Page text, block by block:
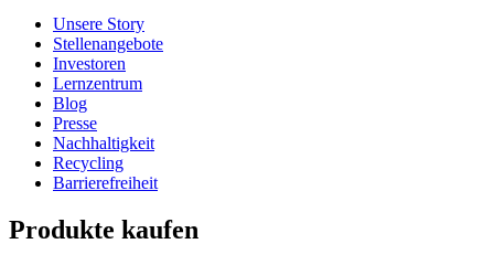
Unsere Story
Stellenangebote
Investoren
Lernzentrum
Blog
Presse
Nachhaltigkeit
Recycling
Barrierefreiheit
Produkte kaufen